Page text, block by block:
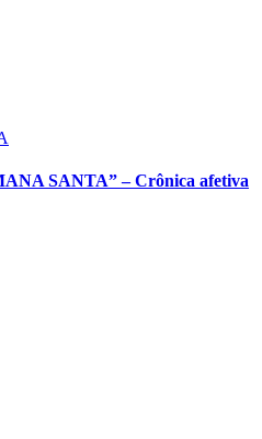
SANTA” – Crônica afetiva